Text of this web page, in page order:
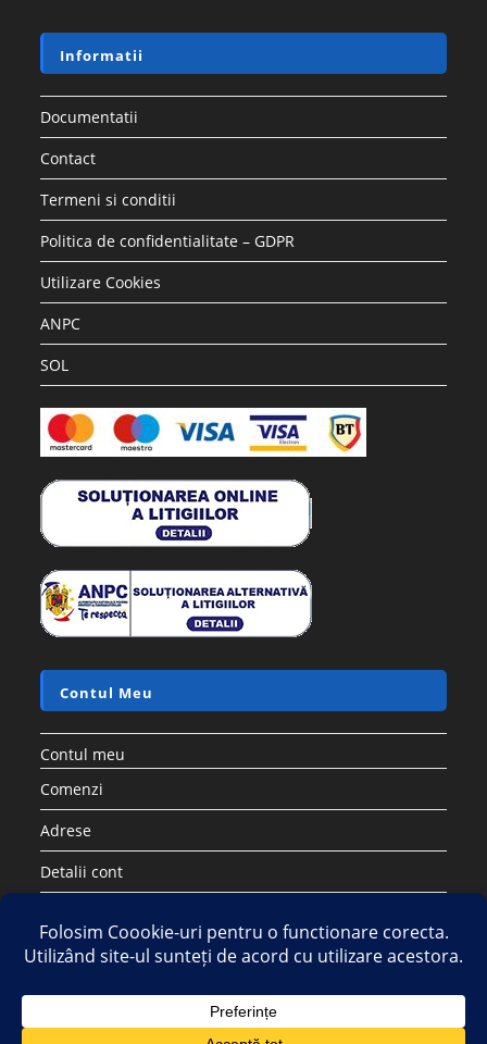
Informatii
Documentatii
Contact
Termeni si conditii
Politica de confidentialitate – GDPR
Utilizare Cookies
ANPC
SOL
Contul Meu
Contul meu
Comenzi
Adrese
Detalii cont
Copyright 2026 - Strategic DIstribution Group